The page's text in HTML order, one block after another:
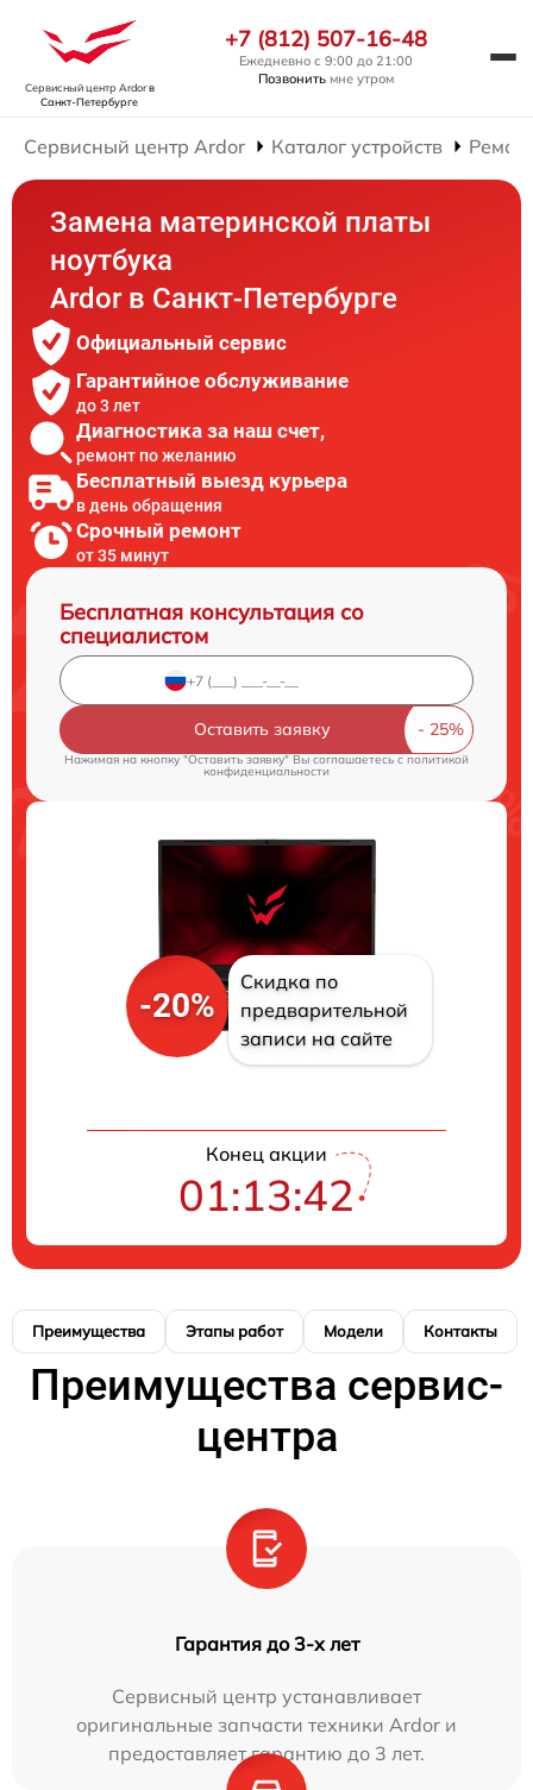
Сервисный центр Ardorв
Санкт-Петербурге
+7 (812) 507-16-48
Ежедневно с 9:00 до 21:00
Позвонить мне утром
Сервисный центр Ardor Каталог устройств
Замена материнской платы
ноутбука
Ardor в Санкт-Петербурге
Официальный сервис
Гарантийное обслуживание
до 3 лет
Диагностика за наш счет,
ремонт по желанию
Бесплатный выезд курьера
в день обращения
Срочный ремонт
от 35 минут
Бесплатная консультация со
специалистом
Оставить заявку
Нажимая на кнопку "Оставить заявку" Вы соглашаетесь cполитикой
конфиденциальности
-20%
Скидка по
предварительной
записи на сайте
Конец акции
01:13:41
Преимущества Этапы работ Модели Контакты
Преимущества сервис-
центра
Гарантия до 3-х лет
Сервисный центр устанавливает
оригинальные запчасти техники Ardor и
предоставляет гарантию до 3 лет.